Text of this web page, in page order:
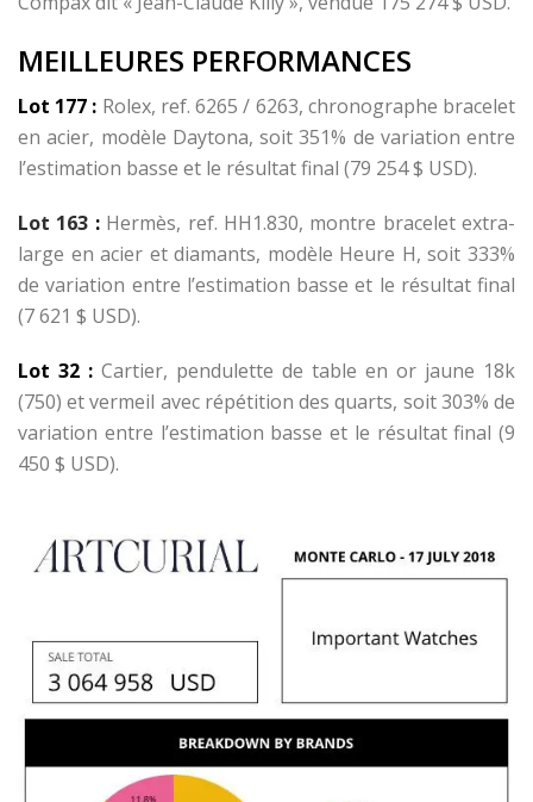
MEILLEURES PERFORMANCES
Lot 177 : Rolex, ref. 6265 / 6263, chronographe bracelet
en acier, modèle Daytona, soit 351% de variation entre
l’estimation basse et le résultat final (79 254 $ USD).
Lot 163 :Hermès, ref. HH1.830, montre bracelet extra-
large en acier et diamants, modèle Heure H, soit 333%
de variation entre l’estimation basse et le résultat final
(7 621 $ USD).
Lot 32 : Cartier, pendulette de table en or jaune 18k
(750) et vermeil avec répétition des quarts, soit 303% de
variation entre l’estimation basse et le résultat final (9
450 $ USD).